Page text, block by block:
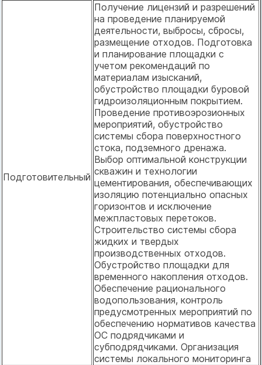
Подготовительный
Получение лицензий и разрешений
на проведение планируемой
деятельности, выбросы, сбросы,
размещение отходов. Подготовка
и планирование площадки с
учетом рекомендаций по
материалам изысканий,
обустройство площадки буровой
гидроизоляционным покрытием.
Проведение противоэрозионных
мероприятий, обустройство
системы сбора поверхностного
стока, подземного дренажа.
Выбор оптимальной конструкции
скважин и технологии
цементирования, обеспечивающих
изоляцию потенциально опасных
горизонтов и исключение
межпластовых перетоков.
Строительство системы сбора
жидких и твердых
производственных отходов.
Обустройство площадки для
временного накопления отходов.
Обеспечение рационального
водопользования, контроль
предусмотренных мероприятий по
обеспечению нормативов качества
ОС подрядчиками и
субподрядчиками. Организация
системы локального мониторинга